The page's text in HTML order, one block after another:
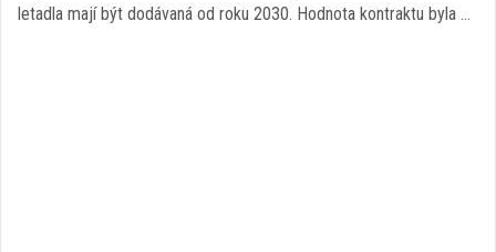
letadla mají být dodávaná od roku 2030. Hodnota kontraktu byla …